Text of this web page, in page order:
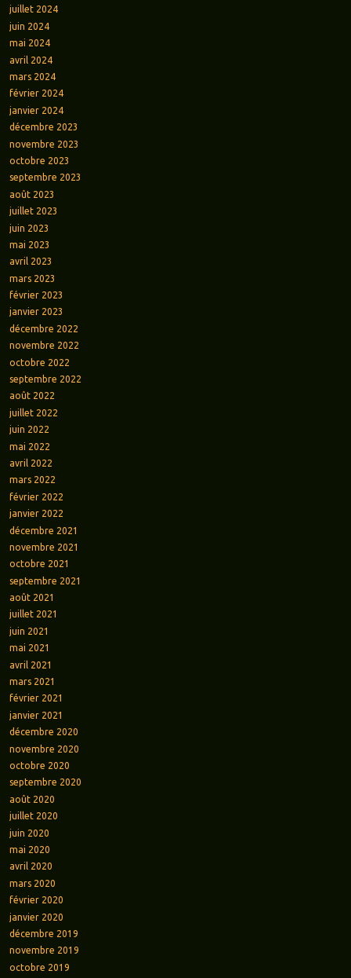
juillet 2024
juin 2024
mai 2024
avril 2024
mars 2024
février 2024
janvier 2024
décembre 2023
novembre 2023
octobre 2023
septembre 2023
août 2023
juillet 2023
juin 2023
mai 2023
avril 2023
mars 2023
février 2023
janvier 2023
décembre 2022
novembre 2022
octobre 2022
septembre 2022
août 2022
juillet 2022
juin 2022
mai 2022
avril 2022
mars 2022
février 2022
janvier 2022
décembre 2021
novembre 2021
octobre 2021
septembre 2021
août 2021
juillet 2021
juin 2021
mai 2021
avril 2021
mars 2021
février 2021
janvier 2021
décembre 2020
novembre 2020
octobre 2020
septembre 2020
août 2020
juillet 2020
juin 2020
mai 2020
avril 2020
mars 2020
février 2020
janvier 2020
décembre 2019
novembre 2019
octobre 2019